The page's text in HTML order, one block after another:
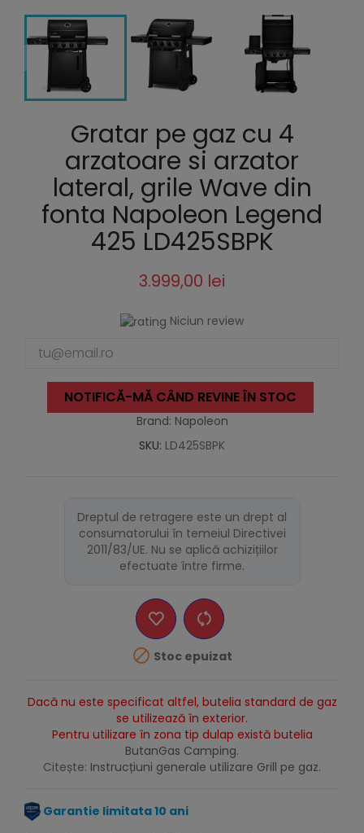
Gratar pe gaz cu 4
arzatoare si arzator
lateral, grile Wave din
fonta Napoleon Legend
425 LD425SBPK
3.999,00 lei
Niciun review
NOTIFICĂ-MĂ CÂND REVINE ÎN STOC
Brand: Napoleon
SKU: LD425SBPK
Dreptul de retragere este un drept al
consumatorului în temeiul Directivei
2011/83/UE. Nu se aplică achizițiilor
efectuate între firme.
 Stoc epuizat
Dacă nu este specificat altfel, butelia standard de gaz
se utilizează în exterior.
Pentru utilizare în zona tip dulap există butelia
ButanGas Camping.
Citește: Instrucțiuni generale utilizare Grill pe gaz.
Garantie limitata 10 ani